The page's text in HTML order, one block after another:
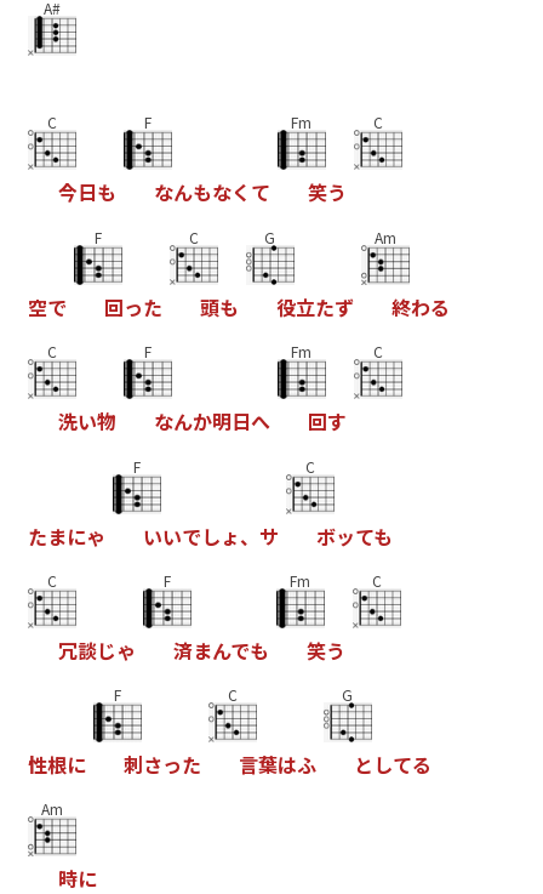
A#
C
今日も
F
なんもなく て
Fm
笑う
C
空で
F
回った
C
頭も
G
役立たず
Am
終わる
C
洗い物
F
なんか明日へ
Fm
回す
C
たまにゃ
F
いいでしょ、 サ
C
ボッても
C
冗談じゃ
F
済まんでも
Fm
笑う
C
性根に
F
刺さった
C
言葉はふ
G
と してる
Am
時に